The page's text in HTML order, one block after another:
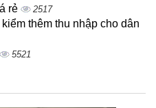
rẻ
2517
thêm thu nhập cho dân
5521